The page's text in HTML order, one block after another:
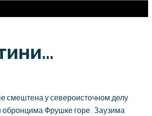
смештена у североисточном делу
Фрушке горе. Заузима